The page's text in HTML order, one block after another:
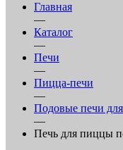
Главная
—
Каталог
—
Печи
—
Пицца-печи
—
Подовые печи
—
Печь для пиццы